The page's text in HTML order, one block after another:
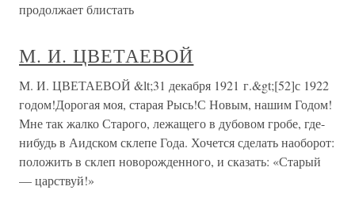
продолжает блистать
М. И. ЦВЕТАЕВОЙ
М. И. ЦВЕТАЕВОЙ &lt;31 декабря 1921 г.&gt;[52]с 1922
годом!Дорогая моя, старая Рысь!С Новым, нашим Годом!
Мне так жалко Старого, лежащего в дубовом гробе, где-
нибудь в Аидском склепе Года. Хочется сделать наоборот:
положить в склеп новорожденного, и сказать: «Старый
— царствуй!»